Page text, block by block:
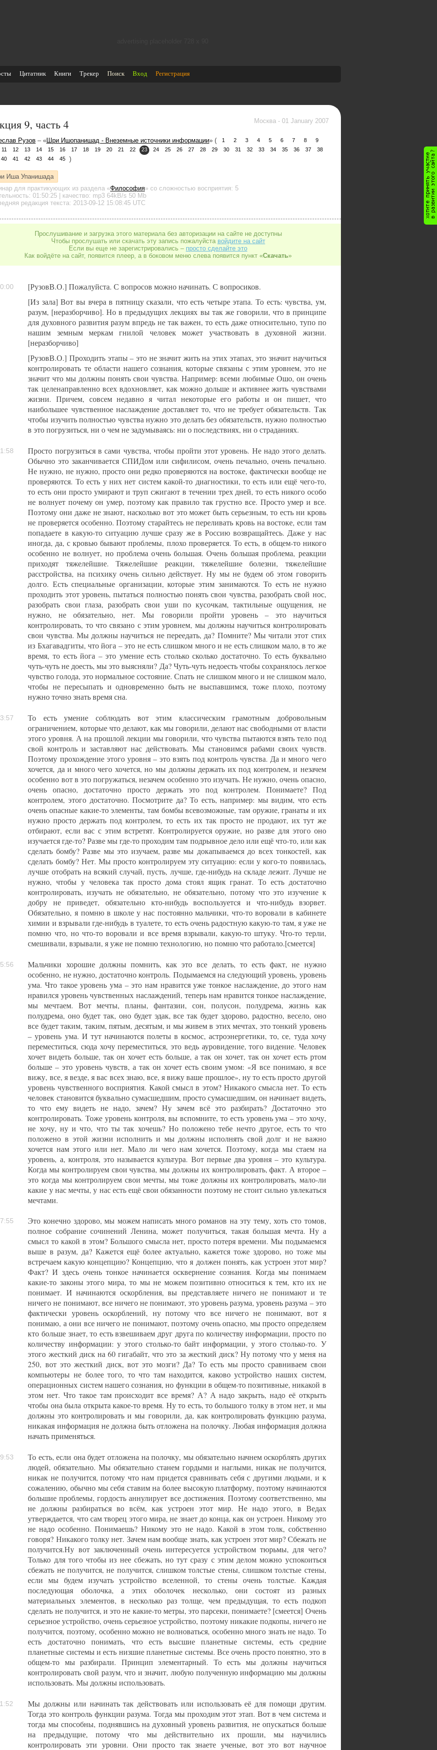
Цитатник Книги Трекер Поиск Вход Регистрация
9, часть 4 Москва - 01 January 2007
Рузов – « Шри Ишопанишад - Внеземные источники информации» ( 1 2 3 4 5 6 7 8
9
11
12 13 14 15 16 17 18 19 20 21 22 23 24 25 26 27 28 29 30 31 32 33 34 35 36 37
38
40
41 42 43 44 45 )
Иша Упанишада
для практикующих из раздела «Философия» со сложностью восприятия: 5
01:50:25 | качество: mp3 64kB/s 50 Mb
редакция текста: 2013-09-12 15:08:45 UTC
Прослушивание и загрузка этого материала без авторизации на сайте не доступны
Чтобы прослушать или скачать эту запись пожалуйста войдите на сайт
Если вы еще не зарегистрировались – просто сделайте это
Как войдёте на сайт, появится плеер, а в боковом меню слева появится пункт «Скачать»
[РузовВ.О.] Пожалуйста. С вопросов можно начинать. С вопросиков.
[Из зала] Вот вы вчера в пятницу сказали, что есть четыре этапа. То есть: чувства, ум,
разум, [неразборчиво]. Но в предыдущих лекциях вы так же говорили, что в принципе
для духовного развития разум впредь не так важен, то есть даже относительно, тупо по
нашим земным меркам гнилой человек может участвовать в духовной жизни.
[неразборчиво]
[РузовВ.О.] Проходить этапы – это не значит жить на этих этапах, это значит научиться
контролировать те области нашего сознания, которые связаны с этим уровнем, это не
значит что мы должны понять свои чувства. Например: всеми любимые Ошо, он очень
так целенаправленно всех вдохновляет, как можно дольше и активнее жить чувствами
жизни. Причем, совсем недавно я читал некоторые его работы и он пишет, что
наибольшее чувственное наслаждение доставляет то, что не требует обязательств. Так
чтобы изучить полностью чувства нужно это делать без обязательств, нужно полностью
в это погрузиться, ни о чем не задумываясь: ни о последствиях, ни о страданиях.
Просто погрузиться в сами чувства, чтобы пройти этот уровень. Не надо этого делать.
Обычно это заканчивается СПИДом или сифилисом, очень печально, очень печально.
Не нужно, не нужно, просто они редко проверяются на востоке, фактически вообще не
проверяются. То есть у них нет систем какой-то диагностики, то есть или ещё чего-то,
то есть они просто умирают и труп сжигают в течении трех дней, то есть никого особо
не волнует почему он умер, поэтому как правило так грустно все. Просто умер и все.
Поэтому они даже не знают, насколько вот это может быть серьезным, то есть ни кровь
не проверяется особенно. Поэтому старайтесь не переливать кровь на востоке, если там
попадаете в какую-то ситуацию лучше сразу же в Россию возвращайтесь. Даже у нас
иногда, да, с кровью бывают проблемы, плохо проверяется. То есть, в общем-то никого
особенно не волнует, но проблема очень большая. Очень большая проблема, реакции
приходят тяжелейшие. Тяжелейшие реакции, тяжелейшие болезни, тяжелейшие
расстройства, на психику очень сильно действует. Ну мы не будем об этом говорить
долго. Есть специальные организации, которые этим занимаются. То есть не нужно
проходить этот уровень, пытаться полностью понять свои чувства, разобрать свой нос,
разобрать свои глаза, разобрать свои уши по кусочкам, тактильные ощущения, не
нужно, не обязательно, нет. Мы говорили пройти уровень – это научиться
контролировать, то что связано с этим уровнем, мы должны научиться контролировать
свои чувства. Мы должны научиться не переедать, да? Помните? Мы читали этот стих
из Бхагавадгиты, что йога – это не есть слишком много и не есть слишком мало, в то же
время, то есть йога – это умение есть столько сколько достаточно. То есть буквально
чуть-чуть не доесть, мы это выясняли? Да? Чуть-чуть недоесть чтобы сохранялось легкое
чувство голода, это нормальное состояние. Спать не слишком много и не слишком мало,
чтобы не пересыпать и одновременно быть не выспавшимся, тоже плохо, поэтому
нужно точно знать время сна.
То есть умение соблюдать вот этим классическим грамотным добровольным
ограничением, которые что делают, как мы говорили, делают нас свободными от власти
этого уровня. А на прошлой лекции мы говорили, что чувства пытаются взять тело под
свой контроль и заставляют нас действовать. Мы становимся рабами своих чувств.
Поэтому прохождение этого уровня – это взять под контроль чувства. Да и много чего
хочется, да и много чего хочется, но мы должны держать их под контролем, и незачем
особенно вот в это погружаться, незачем особенно это изучать. Не нужно, очень опасно,
очень опасно, достаточно просто держать это под контролем. Понимаете? Под
контролем, этого достаточно. Посмотрите да? То есть, например: мы видим, что есть
очень опасные какие-то элементы, там бомбы всевозможные, там оружие, гранаты и их
нужно просто держать под контролем, то есть их так просто не продают, их тут же
отбирают, если вас с этим встретят. Контролируется оружие, но разве для этого оно
изучается где-то? Разве мы где-то проходим там подрывное дело или ещё что-то, или как
сделать бомбу? Разве мы это изучаем, разве мы докапываемся до всех тонкостей, как
сделать бомбу? Нет. Мы просто контролируем эту ситуацию: если у кого-то появилась,
лучше отобрать на всякий случай, пусть, лучше, где-нибудь на складе лежит. Лучше не
нужно, чтобы у человека так просто дома стоял ящик гранат. То есть достаточно
контролировать, изучать не обязательно, не обязательно, потому что это изучение к
добру не приведет, обязательно кто-нибудь воспользуется и что-нибудь взорвет.
Обязательно, я помню в школе у нас постоянно мальчики, что-то воровали в кабинете
химии и взрывали где-нибудь в туалете, то есть очень радостную какую-то там, я уже не
помню что, но что-то воровали и все время взрывали, какую-то штуку. Что-то терли,
смешивали, взрывали, я уже не помню технологию, но помню что работало.[смеется]
Мальчики хорошие должны помнить, как это все делать, то есть факт, не нужно
особенно, не нужно, достаточно контроль. Подымаемся на следующий уровень, уровень
ума. Что такое уровень ума – это нам нравится уже тонкое наслаждение, до этого нам
нравился уровень чувственных наслаждений, теперь нам нравится тонкое наслаждение,
мы мечтаем. Вот мечты, планы, фантазии, сон, полусон, полудрема, жизнь как
полудрема, оно будет так, оно будет эдак, все так будет здорово, радостно, весело, оно
все будет таким, таким, пятым, десятым, и мы живем в этих мечтах, это тонкий уровень
– уровень ума. И тут начинаются полеты в космос, астроэнергетики, то, се, туда хочу
переместиться, сюда хочу переместиться, это ведь ауровидение, того видение. Человек
хочет видеть больше, так он хочет есть больше, а так он хочет, так он хочет есть ртом
больше – это уровень чувств, а так он хочет есть своим умом: «Я все понимаю, я все
вижу, все, я везде, я вас всех знаю, все, я вижу ваше прошлое», ну то есть просто другой
уровень чувственного восприятия. Какой смысл в этом? Никакого смысла нет. То есть
человек становится буквально сумасшедшим, просто сумасшедшим, он начинает видеть,
то что ему видеть не надо, зачем? Ну зачем всё это разбирать? Достаточно это
контролировать. Тоже уровень контроля, вы вспомните, то есть уровень ума – это хочу,
не хочу, ну и что, что ты так хочешь? Но положено тебе нечто другое, есть то что
положено в этой жизни исполнить и мы должны исполнять свой долг и не важно
хочется нам этого или нет. Мало ли чего нам хочется. Поэтому, когда мы стаем на
уровень, а, контроля, это называется культура. Вот первые два уровня – это культура.
Когда мы контролируем свои чувства, мы должны их контролировать, факт. А второе –
это когда мы контролируем свои мечты, мы тоже должны их контролировать, мало-ли
какие у нас мечты, у нас есть ещё свои обязанности поэтому не стоит сильно увлекаться
мечтами.
Это конечно здорово, мы можем написать много романов на эту тему, хоть сто томов,
полное собрание сочинений Ленина, может получиться, такая большая мечта. Ну а
смысл то какой в этом? Большого смысла нет, просто потеря времени. Мы подымаемся
выше в разум, да? Кажется ещё более актуально, кажется тоже здорово, но тоже мы
встречаем какую концепцию? Концепцию, что я должен понять, как устроен этот мир?
Факт? И здесь очень тонкое начинается осквернение сознания. Когда мы понимаем
какие-то законы этого мира, то мы не можем позитивно относиться к тем, кто их не
понимает. И начинаются оскорбления, вы представляете ничего не понимают и те
ничего не понимают, все ничего не понимают, это уровень разума, уровень разума – это
фактически уровень оскорблений, ну потому что все ничего не понимают, вот я
понимаю, а они все ничего не понимают, поэтому очень опасно, мы просто определяем
кто больше знает, то есть взвешиваем друг друга по количеству информации, просто по
количеству информации: у этого столько-то байт информации, у этого столько-то. У
этого жесткий диск на 60 гигабайт, что это за жесткий диск? Ну потому что у меня на
250, вот это жесткий диск, вот это мозги? Да? То есть мы просто сравниваем свои
компьютеры не более того, то что там находится, каково устройство наших систем,
операционных систем нашего сознания, но функции в общем-то позитивные, никакой в
этом нет. Что такое там происходит все время? А? А надо закрыть, надо её открыть
чтобы она была открыта какое-то время. Ну то есть, то большого толку в этом нет, и мы
должны это контролировать и мы говорили, да, как контролировать функцию разума,
никакая информация не должна быть отложена на полочку. Любая информация должна
начать применяться.
То есть, если она будет отложена на полочку, мы обязательно начнем оскорблять других
людей, обязательно. Мы обязательно станем гордыми и наглыми, никак не получится,
никак не получится, потому что нам придется сравнивать себя с другими людьми, и к
сожалению, обычно мы себя ставим на более высокую платформу, поэтому начинаются
большие проблемы, гордость аннулирует все достижения. Поэтому соответственно, мы
не должны разбираться во всём, как устроен этот мир. Не надо этого, в Ведах
утверждается, что сам творец этого мира, не знает до конца, как он устроен. Никому это
не надо особенно. Понимаешь? Никому это не надо. Какой в этом толк, собственно
говоря? Никакого толку нет. Зачем нам вообще знать, как устроен этот мир? Сбежать не
получится.Ну вот заключенный очень интересуется устройством тюрьмы, для чего?
Только для того чтобы из нее сбежать, но тут сразу с этим делом можно успокоиться
сбежать не получится, не получится, слишком толстые стены, слишком толстые стены,
если мы будем изучать устройство вселенной, то стены очень толстые. Каждая
последующая оболочка, а этих оболочек несколько, они состоят из разных
материальных элементов, в несколько раз толще, чем предыдущая, то есть подкоп
сделать не получится, и это не какие-то метры, это парсеки, понимаете? [смеется] Очень
серьезное устройство, очень серьезное устройство, поэтому никакие подкопы, ничего не
получится, поэтому, особенно можно не волноваться, особенно много знать не надо. То
есть достаточно понимать, что есть высшие планетные системы, есть средние
планетные системы и есть низшие планетные системы. Все очень просто понятно, это в
общем-то мы разбирали. Принцип элементарный. То есть мы должны научиться
контролировать свой разум, что и значит, любую полученную информацию мы должны
использовать. Мы должны использовать.
Мы должны или начинать так действовать или использовать её для помощи другим.
Тогда это контроль функции разума. Тогда мы проходим этот этап. Вот в чем система и
тогда мы способны, поднявшись на духовный уровень развития, не опускаться больше
на предыдущие, потому что мы действительно их прошли, мы научились
контролировать эти уровни. Они просто так знаете ученые, вот это вот научное